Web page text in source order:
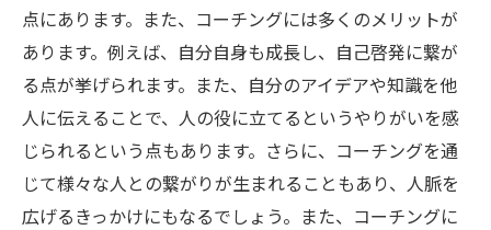
点にあります。また、コーチングには多くのメリットが
あります。例えば、自分自身も成長し、自己啓発に繋が
る点が挙げられます。また、自分のアイデアや知識を他
人に伝えることで、人の役に立てるというやりがいを感
じられるという点もあります。さらに、コーチングを通
じて様々な人との繋がりが生まれることもあり、人脈を
広げるきっかけにもなるでしょう。また、コーチングに